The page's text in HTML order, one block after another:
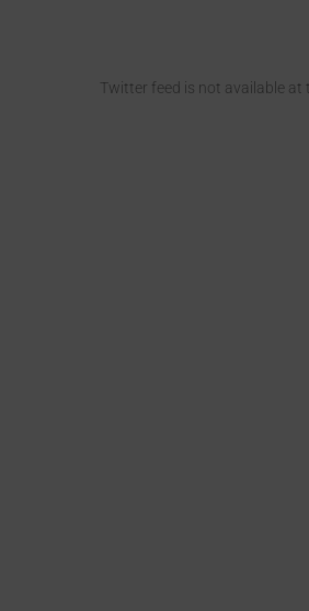
Twitter feed is not available at